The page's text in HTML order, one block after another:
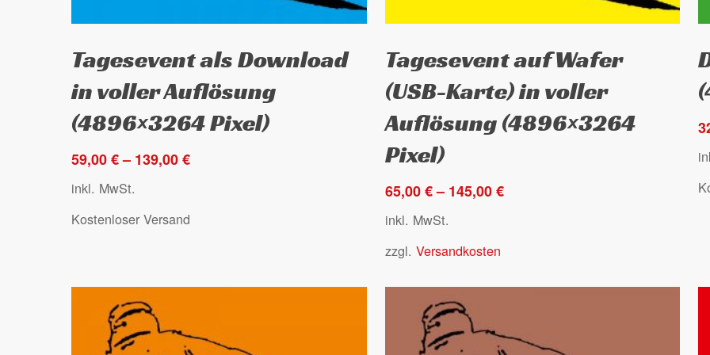
Produkt
weist
mehrere
Varianten
Die
Optionen
können
gewählt
werden
Tagesevent als Download
in voller Auflösung
(4896×3264 Pixel)
59,00€– 139,00€
inkl. MwSt.
Kostenloser Versand
Produkt
weist
mehrere
Varianten
auf.
Die
Optionen
können
der
gewählt
werden
Tagesevent auf Wafer
(USB-Karte) in voller
Auflösung (4896×3264
Pixel)
65,00€– 145,00€
inkl. MwSt.
zzgl. Versandkosten